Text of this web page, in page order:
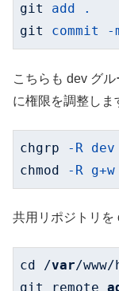
git
add .
git
commit
こちらも dev グ
に権限を調整しま
chgrp
-R
chmod
-R
共用リポジトリを
cd /var/
git remote